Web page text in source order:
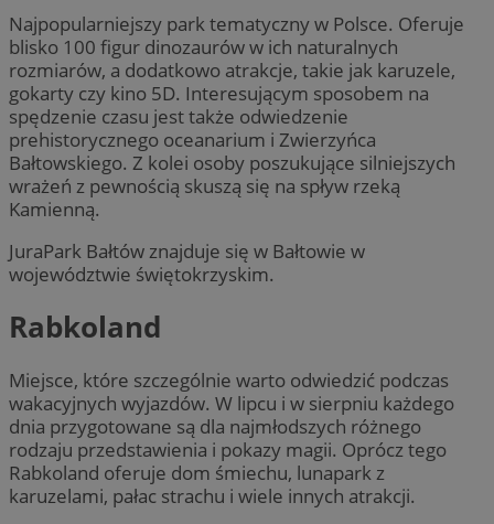
Najpopularniejszy park tematyczny w Polsce. Oferuje
blisko 100 figur dinozaurów w ich naturalnych
rozmiarów, a dodatkowo atrakcje, takie jak karuzele,
gokarty czy kino 5D. Interesującym sposobem na
spędzenie czasu jest także odwiedzenie
prehistorycznego oceanarium i Zwierzyńca
Bałtowskiego. Z kolei osoby poszukujące silniejszych
wrażeń z pewnością skuszą się na spływ rzeką
Kamienną.
JuraPark Bałtów znajduje się w Bałtowie w
województwie świętokrzyskim.
Rabkoland
Miejsce, które szczególnie warto odwiedzić podczas
wakacyjnych wyjazdów. W lipcu i w sierpniu każdego
dnia przygotowane są dla najmłodszych różnego
rodzaju przedstawienia i pokazy magii. Oprócz tego
Rabkoland oferuje dom śmiechu, lunapark z
karuzelami, pałac strachu i wiele innych atrakcji.